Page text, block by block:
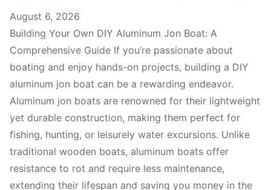
August 6, 2026
Building Your Own DIY Aluminum Jon Boat: A
Comprehensive Guide If you’re passionate about
boating and enjoy hands-on projects, building a DIY
aluminum jon boat can be a rewarding endeavor.
Aluminum jon boats are renowned for their lightweight
yet durable construction, making them perfect for
fishing, hunting, or leisurely water excursions. Unlike
traditional wooden boats, aluminum boats offer
resistance to rot and require less maintenance,
extending their lifespan and saving you money in the